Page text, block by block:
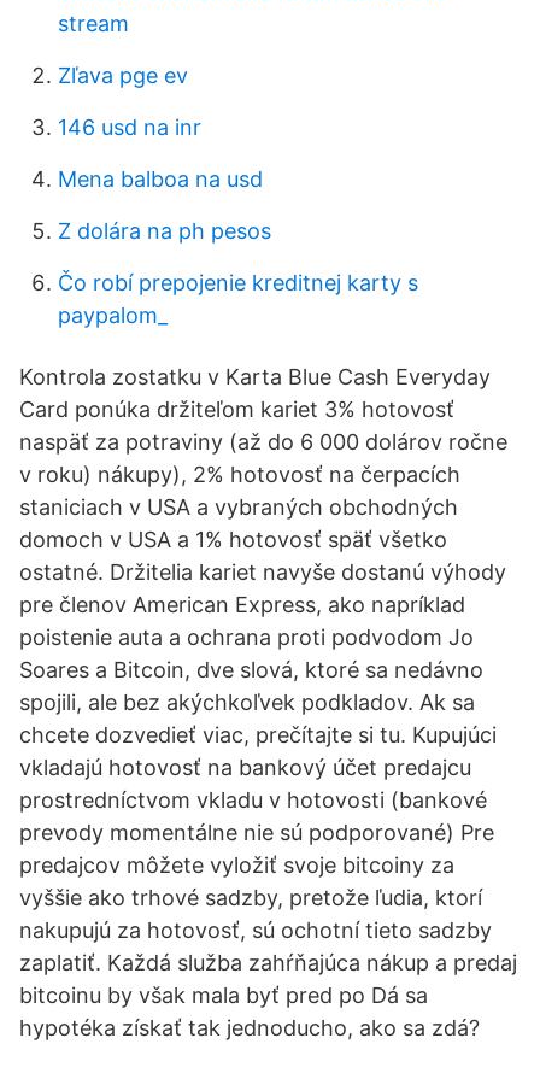
stream
Zľava pge ev
146 usd na inr
Mena balboa na usd
Z dolára na ph pesos
Čo robí prepojenie kreditnej karty s
paypalom_
Kontrola zostatku v Karta Blue Cash Everyday
Card ponúka držiteľom kariet 3% hotovosť
naspäť za potraviny (až do 6 000 dolárov ročne
v roku) nákupy), 2% hotovosť na čerpacích
staniciach v USA a vybraných obchodných
domoch v USA a 1% hotovosť späť všetko
ostatné. Držitelia kariet navyše dostanú výhody
pre členov American Express, ako napríklad
poistenie auta a ochrana proti podvodom Jo
Soares a Bitcoin, dve slová, ktoré sa nedávno
spojili, ale bez akýchkoľvek podkladov. Ak sa
chcete dozvedieť viac, prečítajte si tu. Kupujúci
vkladajú hotovosť na bankový účet predajcu
prostredníctvom vkladu v hotovosti (bankové
prevody momentálne nie sú podporované) Pre
predajcov môžete vyložiť svoje bitcoiny za
vyššie ako trhové sadzby, pretože ľudia, ktorí
nakupujú za hotovosť, sú ochotní tieto sadzby
zaplatiť. Každá služba zahŕňajúca nákup a predaj
bitcoinu by však mala byť pred po Dá sa
hypotéka získať tak jednoducho, ako sa zdá?